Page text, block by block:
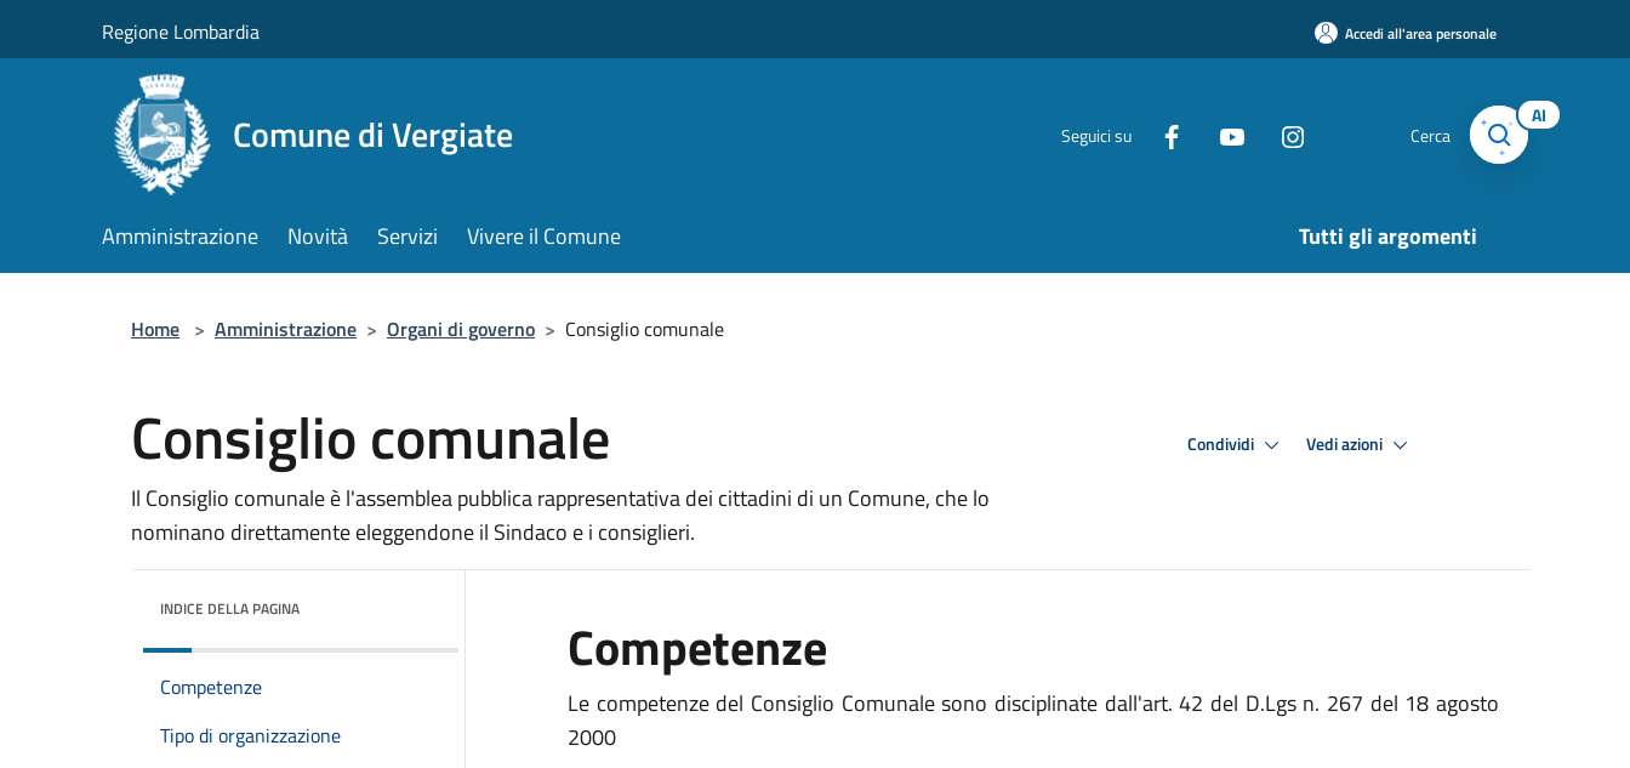
Regione Lombardia Accedi all'area personale
Comune di Vergiate Seguici su Cerca
AI
Amministrazione Novità Servizi Vivere il Comune Tutti gli argomenti
Home > Amministrazione > Organi di governo > Consiglio comunale
Consiglio comunale
Il Consiglio comunale è l'assemblea pubblica rappresentativa dei cittadini di un Comune, che lo
nominano direttamente eleggendone il Sindaco e i consiglieri.
Condividi Vedi azioni
INDICE DELLA PAGINA
Competenze
Tipo di organizzazione
Competenze
Le competenze del Consiglio Comunale sono disciplinate dall'art. 42 del D.Lgs n. 267 del 18 agosto
2000